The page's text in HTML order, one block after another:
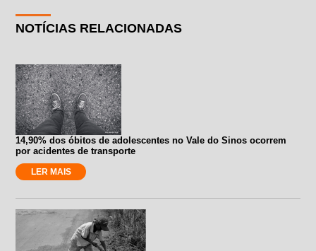
NOTÍCIAS RELACIONADAS
14,90% dos óbitos de adolescentes no Vale do Sinos ocorrem
por acidentes de transporte
LER MAIS